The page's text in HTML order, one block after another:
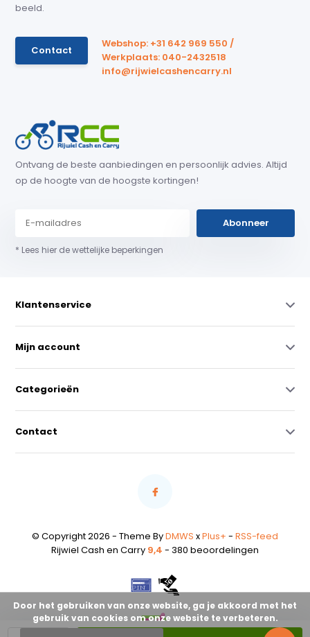
beeld.
Contact
Webshop: +31 642 969 550 /
Werkplaats: 040-2432518
info@rijwielcashencarry.nl
Ontvang de beste aanbiedingen en persoonlijk advies. Altijd
op de hoogte van de hoogste kortingen!
Abonneer
* Lees hier de wettelijke beperkingen
Klantenservice
Mijn account
Categorieën
Contact
© Copyright 2026 - Theme ByDMWS xPlus+ - RSS-feed
Rijwiel Cash en Carry 9,4 - 380 beoordelingen
Door het gebruiken van onze website, ga je akkoord met het
gebruik van cookies om onze website te verbeteren.